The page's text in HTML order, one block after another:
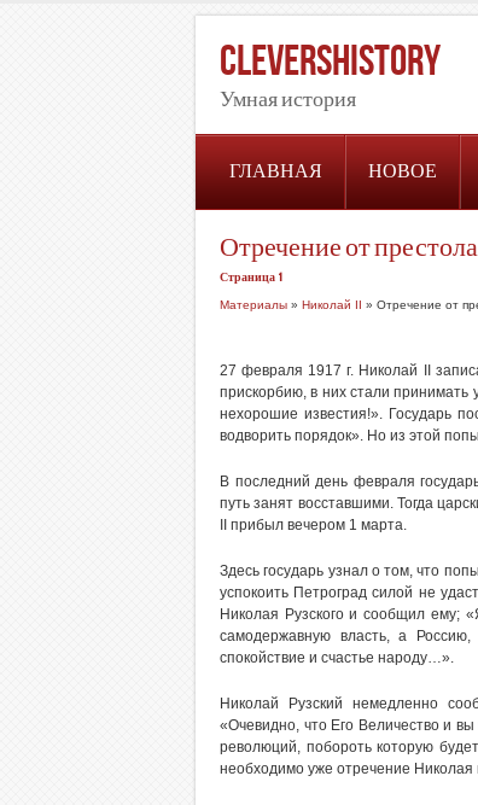
CleversHistory
Умная история
ГЛАВНАЯ НОВОЕ
Отречение от
Страница 1
Материалы » Николай II » Отречение от
27 февраля 1917 г. Николай II
прискорбию, в них стали принимать
нехорошие известия!». Государь
водворить порядок». Но из этой
В последний день февраля
путь занят восставшими. Тогда
II прибыл вечером 1 марта.
Здесь государь узнал о том, что
успокоить Петроград силой не
Николая Рузского и сообщил ему;
самодержавную власть, а
спокойствие и счастье народу…».
Николай Рузский немедленно
«Очевидно, что Его Величество и
революций, побороть которую
необходимо уже отречение Николая